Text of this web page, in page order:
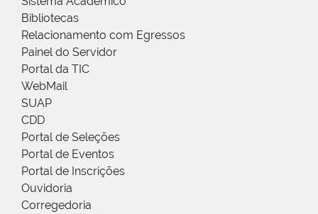
Bibliotecas
Relacionamento com Egressos
Painel do Servidor
Portal da TIC
WebMail
SUAP
CDD
Portal de Seleções
Portal de Eventos
Portal de Inscrições
Ouvidoria
Corregedoria